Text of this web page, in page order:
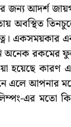
জন্য আদর্শ
অবস্থিত
একসময়কার
অনেক রকমের
হয়েছে কারণ
এলে আপনার
এর মতো